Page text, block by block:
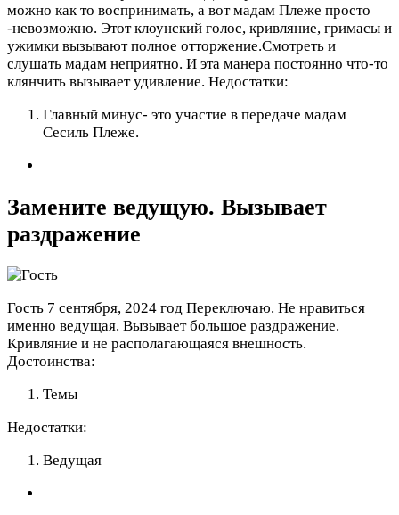
можно как то воспринимать, а вот мадам Плеже просто
-невозможно. Этот клоунский голос, кривляние, гримасы и
ужимки вызывают полное отторжение.Смотреть и
слушать мадам неприятно. И эта манера постоянно что-то
клянчить вызывает удивление. Недостатки:
Главный минус- это участие в передаче мадам
Сесиль Плеже.
Замените ведущую. Вызывает
раздражение
Гость 7 сентября, 2024 год Переключаю. Не нравиться
именно ведущая. Вызывает большое раздражение.
Кривляние и не располагающаяся внешность.
Достоинства:
Темы
Недостатки:
Ведущая